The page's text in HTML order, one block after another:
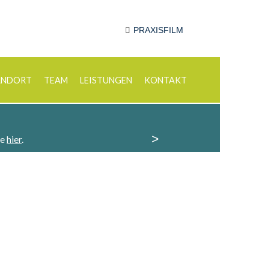
PRAXISFILM
TEAM LEISTUNGEN KONTAKT
>
hier.